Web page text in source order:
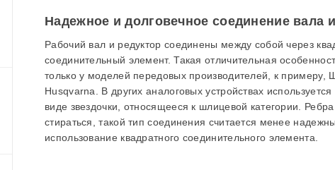
Надежное и долговечное соединение вала
Рабочий вал и редуктор соединены между собой через
соединительный элемент. Такая отличительная
только у моделей передовых производителей, к примеру,
Husqvarna. В других аналоговых устройствах
виде звездочки, относящееся к шлицевой категории.
стираться, такой тип соединения считается менее
использование квадратного соединительного элемента.